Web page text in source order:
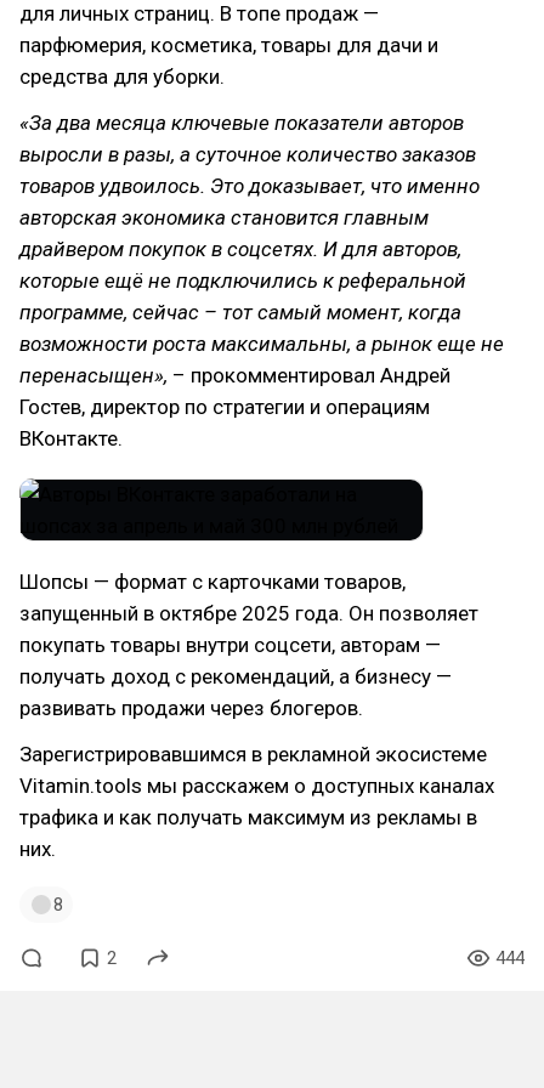
для личных страниц. В топе продаж —
парфюмерия, косметика, товары для дачи и
средства для уборки.
«За два месяца ключевые показатели авторов
выросли в разы, а суточное количество заказов
товаров удвоилось. Это доказывает, что именно
авторская экономика становится главным
драйвером покупок в соцсетях. И для авторов,
которые ещё не подключились к реферальной
программе, сейчас – тот самый момент, когда
возможности роста максимальны, а рынок еще не
перенасыщен», – прокомментировал Андрей
Гостев, директор по стратегии и операциям
ВКонтакте.
Шопсы — формат с карточками товаров,
запущенный в октябре 2025 года. Он позволяет
покупать товары внутри соцсети, авторам —
получать доход с рекомендаций, а бизнесу —
развивать продажи через блогеров.
Зарегистрировавшимся в рекламной экосистеме
Vitamin.tools мы расскажем о доступных каналах
трафика и как получать максимум из рекламы в
них.
8
2 444